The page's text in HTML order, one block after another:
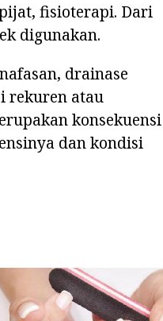
fisioterapi. Dari
digunakan.
drainase
rekuren atau
konsekuensi
dan kondisi